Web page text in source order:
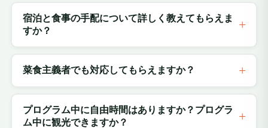
宿泊と食事の手配について詳しく教えてもらえま
すか？
菜食主義者でも対応してもらえますか？
プログラム中に自由時間はありますか？プログラ
ム中に観光できますか？